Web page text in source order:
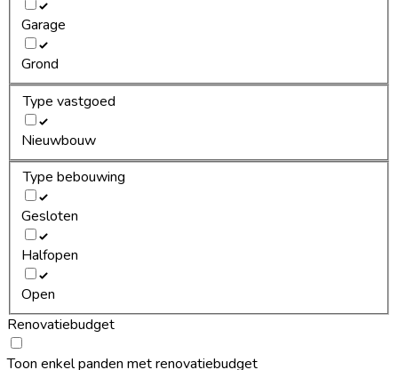
Garage
Grond
Type vastgoed
Nieuwbouw
Type bebouwing
Gesloten
Halfopen
Open
Renovatiebudget
Toon enkel panden met renovatiebudget